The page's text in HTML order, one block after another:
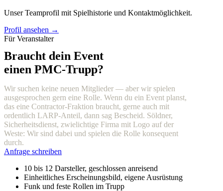
Unser Teamprofil mit Spielhistorie und Kontaktmöglichkeit.
Profil ansehen →
Für Veranstalter
Braucht dein Event
einen PMC-Trupp?
Wir suchen keine neuen Mitglieder — aber wir spielen
ausgesprochen gern eine Rolle. Wenn du ein Event planst,
das eine Contractor-Fraktion braucht, gerne auch mit
ordentlich LARP-Anteil, dann sag Bescheid. Söldner,
Sicherheitsdienst, zwielichtige Firma mit Logo auf der
Weste: Wir sind dabei und spielen die Rolle konsequent
durch.
Anfrage schreiben
10 bis 12 Darsteller, geschlossen anreisend
Einheitliches Erscheinungsbild, eigene Ausrüstung
Funk und feste Rollen im Trupp